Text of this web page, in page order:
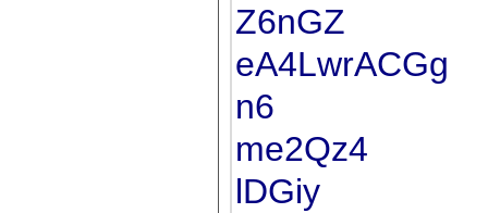
Z6nGZ
eA4LwrACGg
n6
me2Qz4
lDGiy